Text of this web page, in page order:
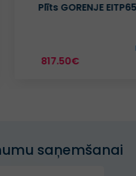
Plīts GORENJE
421.40€
saņemšanai